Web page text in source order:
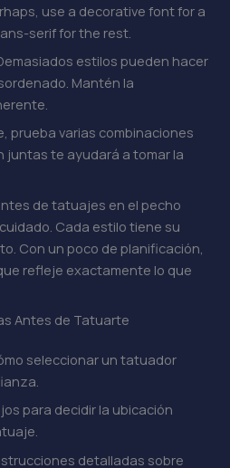
use a decorative font for a
serif for the rest.
estilos pueden hacer
Mantén la
prueba varias combinaciones
juntas te ayudará a tomar la
de tatuajes en el pecho
Cada estilo tiene su
Con un poco de planificación,
refleje exactamente lo que
Antes de Tatuarte
seleccionar un tatuador
para decidir la ubicación
detalladas sobre